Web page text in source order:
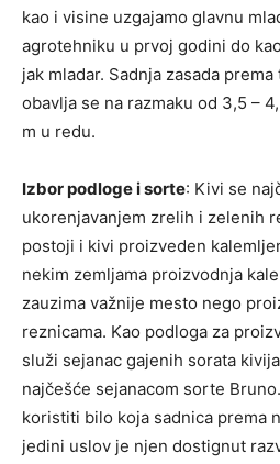
kao i visine uzgajamo glavnu
agrotehniku u prvoj godini do
jak mladar. Sadnja zasada
obavlja se na razmaku od 3,5 –
m u redu.
Izbor podloge i sorte: Kivi se
ukorenjavanjem zrelih i zelenih
postoji i kivi proizveden
nekim zemljama proizvodnja
zauzima važnije mesto nego
reznicama. Kao podloga za
služi sejanac gajenih sorata
najčešće sejanacom sorte
koristiti bilo koja sadnica prema
jedini uslov je njen dostignut